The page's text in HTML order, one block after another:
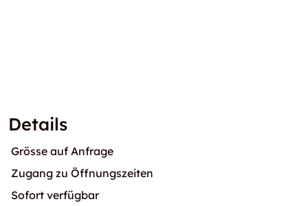
Details
Grösse auf Anfrage
Zugang zu Öffnungszeiten
Sofort verfügbar